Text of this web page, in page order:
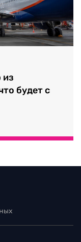
из
будет с